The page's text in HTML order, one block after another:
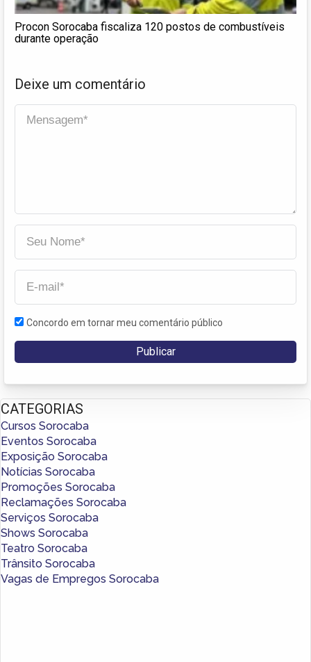
Procon Sorocaba fiscaliza 120 postos de combustíveis
durante operação
Deixe um comentário
Concordo em tornar meu comentário público
CATEGORIAS
Cursos Sorocaba
Eventos Sorocaba
Exposição Sorocaba
Notícias Sorocaba
Promoções Sorocaba
Reclamações Sorocaba
Serviços Sorocaba
Shows Sorocaba
Teatro Sorocaba
Trânsito Sorocaba
Vagas de Empregos Sorocaba